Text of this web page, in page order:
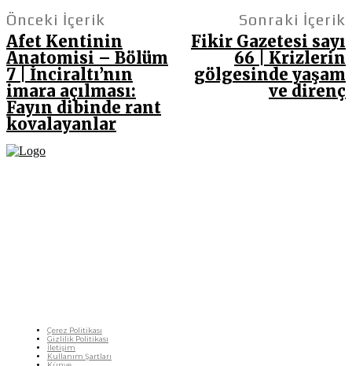
Önceki İçerik
Afet Kentinin
Anatomisi – Bölüm
7 | İnciraltı’nın
imara açılması:
Fayın dibinde rant
kovalayanlar
Sonraki İçerik
Fikir Gazetesi sayı
66 | Krizlerin
gölgesinde yaşam
ve direnç
Çerez Politikası
Gizlilik Politikası
İletişim
Kullanım Şartları